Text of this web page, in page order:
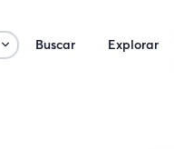
Buscar Explorar